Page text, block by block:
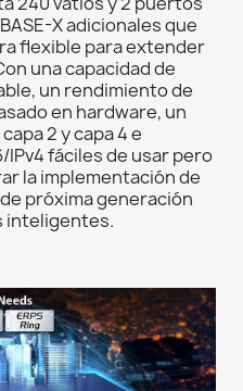
X adicionales que
flexible para extender
una capacidad de
un rendimiento de
en hardware, un
2 y capa 4 e
fáciles de usar pero
la implementación de
próxima generación
inteligentes.